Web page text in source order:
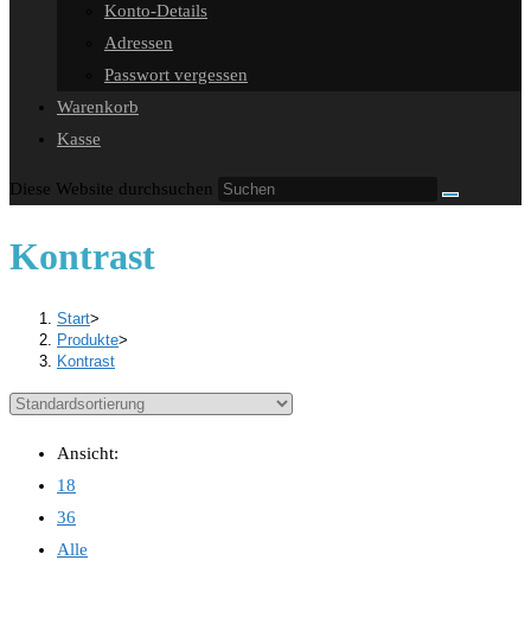
Konto-Details
Adressen
Passwort vergessen
Warenkorb
Kasse
Diese Website durchsuchen
Kontrast
Start>
Produkte>
Kontrast
Ansicht:
18
36
Alle